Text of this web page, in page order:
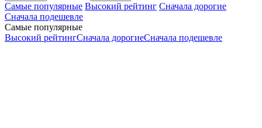
Самые популярные Высокий рейтинг Сначала дорогие
Сначала подешевле
Самые популярные
Высокий рейтингСначала дорогиеСначала подешевле